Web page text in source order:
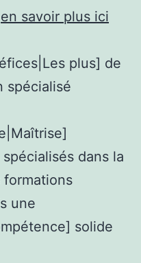
en savoir plus ici
plus] de
spécialisé
dans la
une
solide